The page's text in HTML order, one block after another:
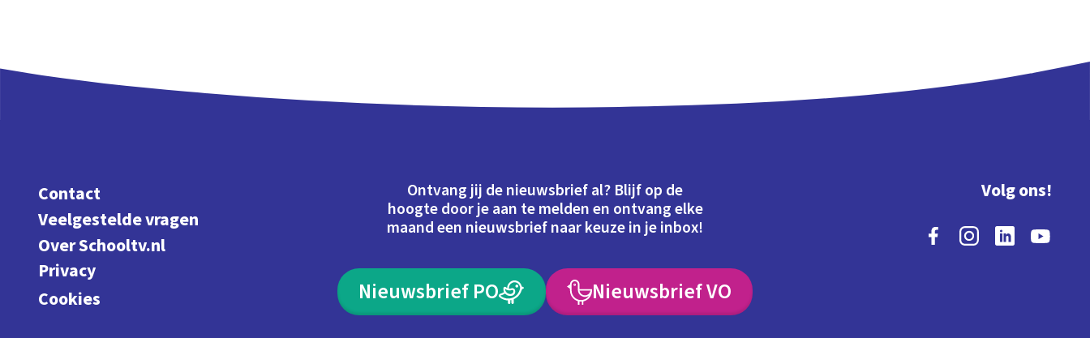
Contact
Veelgestelde vragen
Over Schooltv.nl
Privacy
Cookies
Ontvang jij de nieuwsbrief al? Blijf op de
hoogte door je aan te melden en ontvang elke
maand een nieuwsbrief naar keuze in je inbox!
Nieuwsbrief PO Nieuwsbrief VO
Volg ons!